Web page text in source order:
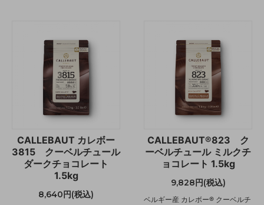
CALLEBAUT カレボー
3815 クーベルチュール
ダークチョコレート
1.5kg
8,640円(税込)
CALLEBAUT®823 ク
ーベルチュール ミルクチ
ョコレート 1.5kg
9,828円(税込)
ベルギー産 カレボー® クーベルチ